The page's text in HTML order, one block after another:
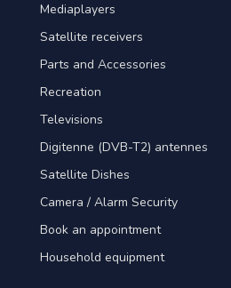
Mediaplayers
Satellite receivers
Parts and Accessories
Recreation
Televisions
Digitenne (DVB-T2) antennes
Satellite Dishes
Camera / Alarm Security
Book an appointment
Household equipment